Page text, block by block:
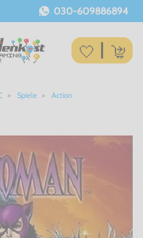
030-609886894
Spiele Action